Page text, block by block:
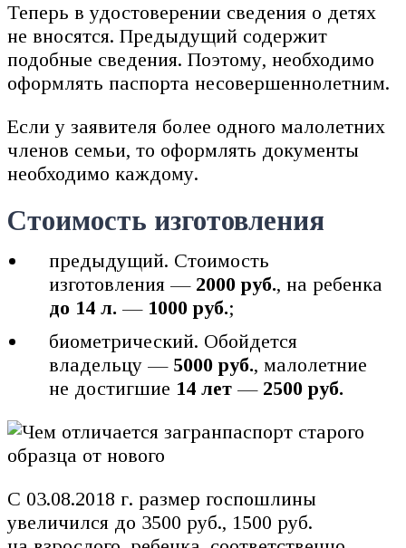
Теперь в удостоверении сведения о детях
не вносятся. Предыдущий содержит
подобные сведения. Поэтому, необходимо
оформлять паспорта несовершеннолетним.
Если у заявителя более одного малолетних
членов семьи, то оформлять документы
необходимо каждому.
Стоимость изготовления
предыдущий. Стоимость
изготовления — 2000 руб., на ребенка
до 14 л. — 1000 руб.;
биометрический. Обойдется
владельцу —5000 руб., малолетние
не достигшие 14 лет — 2500 руб.
С 03.08.2018 г. размер госпошлины
увеличился до 3500 руб., 1500 руб.